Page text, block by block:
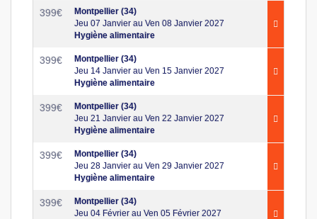
399€
Montpellier (34)
Jeu 07 Janvier au Ven 08 Janvier 2027
Hygiène alimentaire
399€
Montpellier (34)
Jeu 14 Janvier au Ven 15 Janvier 2027
Hygiène alimentaire
399€
Montpellier (34)
Jeu 21 Janvier au Ven 22 Janvier 2027
Hygiène alimentaire
399€
Montpellier (34)
Jeu 28 Janvier au Ven 29 Janvier 2027
Hygiène alimentaire
399€
Montpellier (34)
Jeu 04 Février au Ven 05 Février 2027